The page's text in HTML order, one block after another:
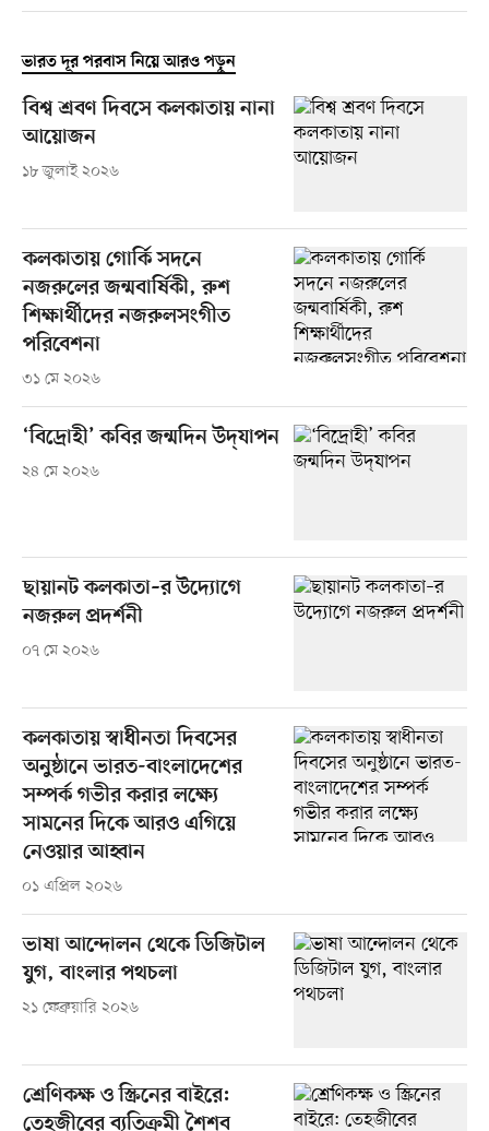
ভারত দূর পরবাস নিয়ে আরও পড়ুন
বিশ্ব শ্রবণ দিবসে কলকাতায় নানা
আয়োজন
১৮ জুলাই ২০২৬
কলকাতায় গোর্কি সদনে
নজরুলের জন্মবার্ষিকী, রুশ
শিক্ষার্থীদের নজরুলসংগীত
পরিবেশনা
৩১ মে ২০২৬
‘বিদ্রোহী’ কবির জন্মদিন উদ্‌যাপন
২৪ মে ২০২৬
ছায়ানট কলকাতা–র উদ্যোগে
নজরুল প্রদর্শনী
০৭ মে ২০২৬
কলকাতায় স্বাধীনতা দিবসের
অনুষ্ঠানে ভারত-বাংলাদেশের
সম্পর্ক গভীর করার লক্ষ্যে
সামনের দিকে আরও এগিয়ে
নেওয়ার আহ্বান
০১ এপ্রিল ২০২৬
ভাষা আন্দোলন থেকে ডিজিটাল
যুগ, বাংলার পথচলা
২১ ফেব্রুয়ারি ২০২৬
শ্রেণিকক্ষ ও স্ক্রিনের বাইরে:
তেহজীবের ব্যতিক্রমী শৈশব